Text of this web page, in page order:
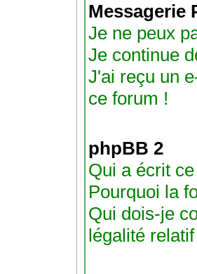
Messagerie
Je ne peux
Je continue
J'ai reçu un
ce forum !
phpBB 2
Qui a écrit
Pourquoi la
Qui dois-je
légalité